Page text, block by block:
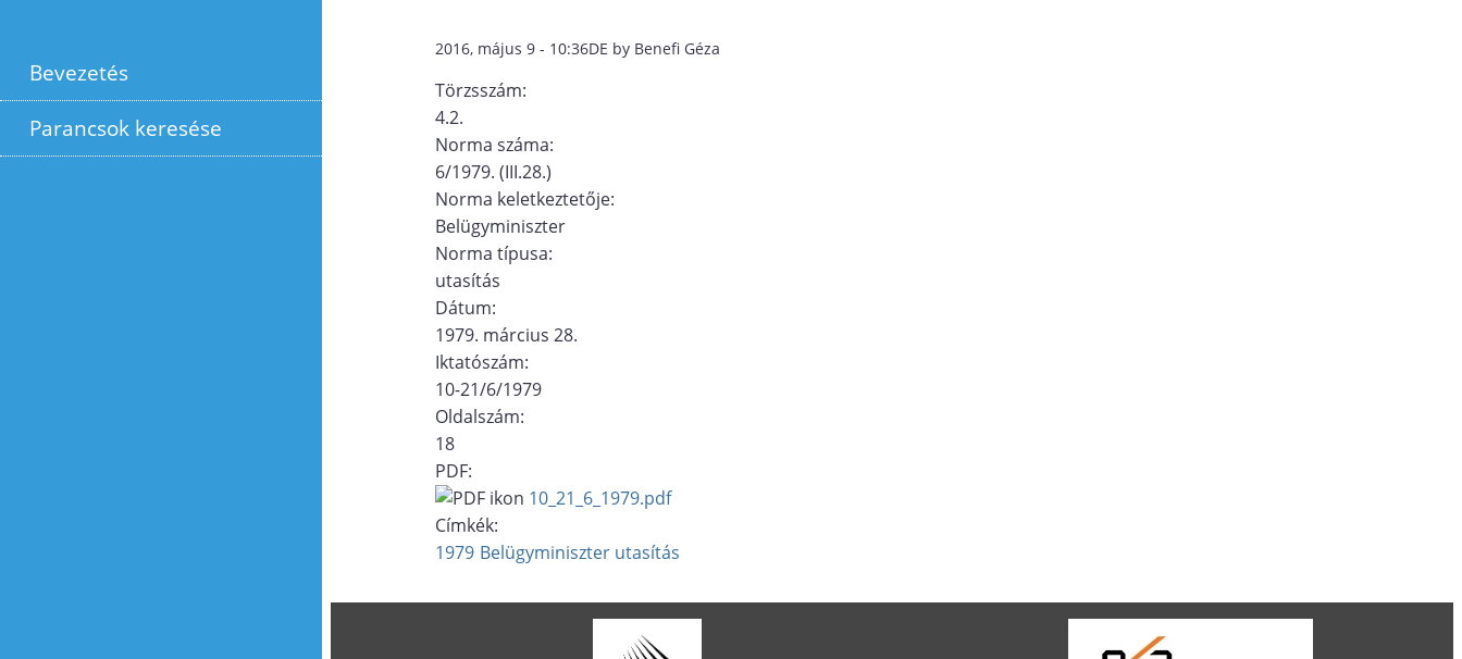
Bevezetés
Parancsok keresése
2016, május 9 - 10:36DE by Benefi Géza
Törzsszám:
4.2.
Norma száma:
6/1979. (III.28.)
Norma keletkeztetője:
Belügyminiszter
Norma típusa:
utasítás
Dátum:
1979. március 28.
Iktatószám:
10-21/6/1979
Oldalszám:
18
PDF:
10_21_6_1979.pdf
Címkék:
1979 Belügyminiszter utasítás